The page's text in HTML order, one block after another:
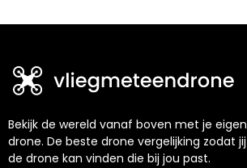
Bekijk de wereld vanaf boven met je eigen
drone. De beste drone vergelijking zodat jij
de drone kan vinden die bij jou past.